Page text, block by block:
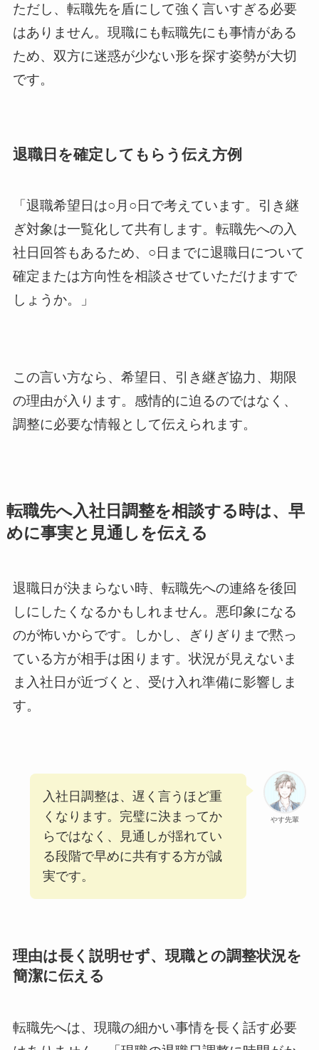
ただし、転職先を盾にして強く言いすぎる必要
はありません。現職にも転職先にも事情がある
ため、双方に迷惑が少ない形を探す姿勢が大切
です。
退職日を確定してもらう伝え方例
「退職希望日は○月○日で考えています。引き継
ぎ対象は一覧化して共有します。転職先への入
社日回答もあるため、○日までに退職日について
確定または方向性を相談させていただけますで
しょうか。」
この言い方なら、希望日、引き継ぎ協力、期限
の理由が入ります。感情的に迫るのではなく、
調整に必要な情報として伝えられます。
転職先へ入社日調整を相談する時は、早
めに事実と見通しを伝える
退職日が決まらない時、転職先への連絡を後回
しにしたくなるかもしれません。悪印象になる
のが怖いからです。しかし、ぎりぎりまで黙っ
ている方が相手は困ります。状況が見えないま
ま入社日が近づくと、受け入れ準備に影響しま
す。
やす先輩
入社日調整は、遅く言うほど重
くなります。完璧に決まってか
らではなく、見通しが揺れてい
る段階で早めに共有する方が誠
実です。
理由は長く説明せず、現職との調整状況を
簡潔に伝える
転職先へは、現職の細かい事情を長く話す必要